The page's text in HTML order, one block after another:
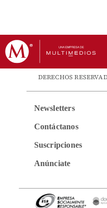
DERECHOS
Newsletters
Contáctanos
Suscripciones
Anúnciate